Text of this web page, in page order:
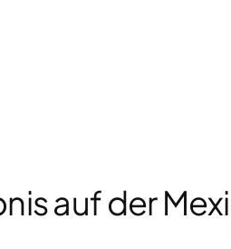
auf der